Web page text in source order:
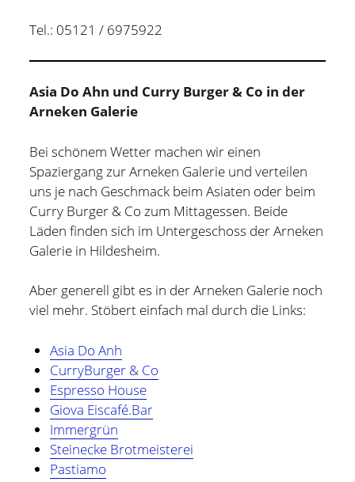
Tel.: 05121 / 6975922
Asia Do Ahn und Curry Burger & Co in der
Arneken Galerie
Bei schönem Wetter machen wir einen
Spaziergang zur Arneken Galerie und verteilen
uns je nach Geschmack beim Asiaten oder beim
Curry Burger & Co zum Mittagessen. Beide
Läden finden sich im Untergeschoss der Arneken
Galerie in Hildesheim.
Aber generell gibt es in der Arneken Galerie noch
viel mehr. Stöbert einfach mal durch die Links:
Asia Do Anh
CurryBurger & Co
Espresso House
Giova Eiscafé.Bar
Immergrün
Steinecke Brotmeisterei
Pastiamo